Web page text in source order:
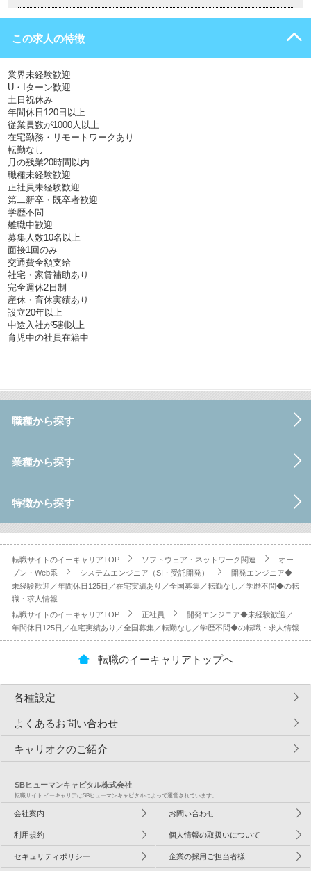
この求人の特徴
業界未経験歓迎
U・Iターン歓迎
土日祝休み
年間休日120日以上
従業員数が1000人以上
在宅勤務・リモートワークあり
転勤なし
月の残業20時間以内
職種未経験歓迎
正社員未経験歓迎
第二新卒・既卒者歓迎
学歴不問
離職中歓迎
募集人数10名以上
面接1回のみ
交通費全額支給
社宅・家賃補助あり
完全週休2日制
産休・育休実績あり
設立20年以上
中途入社が5割以上
育児中の社員在籍中
職種から探す
業種から探す
特徴から探す
転職サイトのイーキャリアTOP ソフトウェア・ネットワーク関連
オー
プン・Web系
システムエンジニア（SI・受託開発）
開発エンジニア◆
未経験歓迎／年間休日125日／在宅実績あり／全国募集／転勤なし／学歴不問◆の転
職・求人情報
転職サイトのイーキャリアTOP
正社員
開発エンジニア◆未経験歓迎／
年間休日125日／在宅実績あり／全国募集／転勤なし／学歴不問◆の転職・求人情報
転職のイーキャリアトップへ
各種設定
よくあるお問い合わせ
キャリオクのご紹介
SBヒューマンキャピタル株式会社
転職サイト イーキャリアはSBヒューマンキャピタルによって運営されています。
会社案内 お問い合わせ
利用規約 個人情報の取扱いについて
セキュリティポリシー 企業の採用ご担当者様